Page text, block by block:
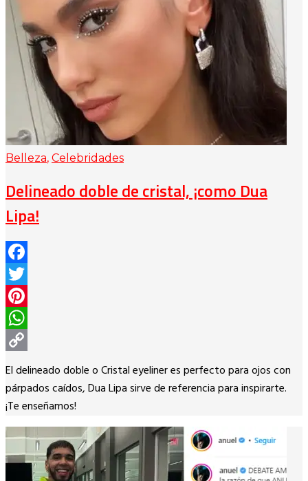
Belleza, Celebridades
Delineado doble de cristal, ¡como Dua
Lipa!
Facebook
Twitter
Pinterest
WhatsApp
Copy
Link
El delineado doble o Cristal eyeliner es perfecto para ojos con
párpados caídos, Dua Lipa sirve de referencia para inspirarte.
¡Te enseñamos!